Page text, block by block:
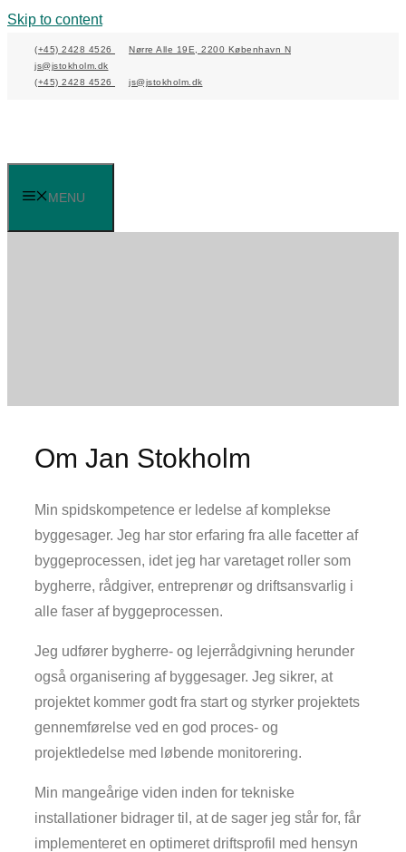
Skip to content
(+45) 2428 4526
Nørre Alle 19E, 2200 København N
js@jstokholm.dk
(+45) 2428 4526
js@jstokholm.dk
MENU
Om Jan Stokholm
Min spidskompetence er ledelse af komplekse
byggesager. Jeg har stor erfaring fra alle facetter af
byggeprocessen, idet jeg har varetaget roller som
bygherre, rådgiver, entreprenør og driftsansvarlig i
alle faser af byggeprocessen.
Jeg udfører bygherre- og lejerrådgivning herunder
også organisering af byggesager. Jeg sikrer, at
projektet kommer godt fra start og styrker projektets
gennemførelse ved en god proces- og
projektledelse med løbende monitorering.
Min mangeårige viden inden for tekniske
installationer bidrager til, at de sager jeg står for, får
implementeret en optimeret driftsprofil med hensyn